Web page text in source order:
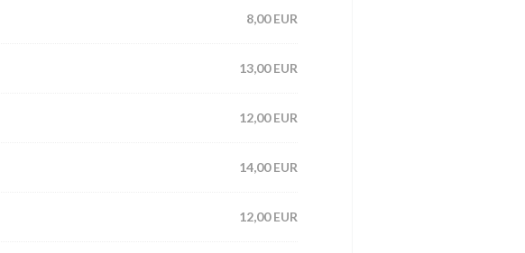
8,00 EUR
13,00 EUR
12,00 EUR
14,00 EUR
12,00 EUR